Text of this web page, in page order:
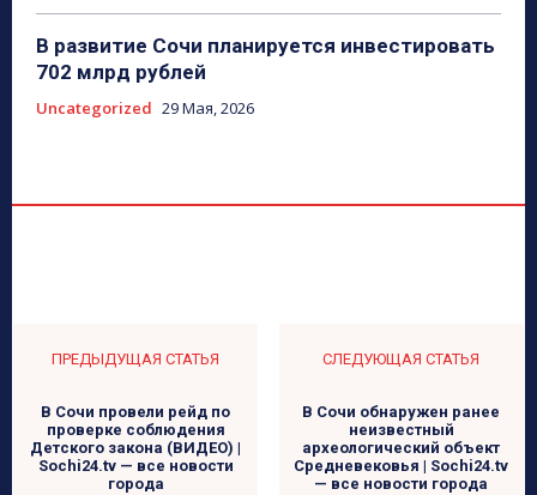
В развитие Сочи планируется инвестировать
702 млрд рублей
Uncategorized 29 Мая, 2026
ПРЕДЫДУЩАЯ СТАТЬЯ
В Сочи провели рейд по
проверке соблюдения
Детского закона (ВИДЕО) |
Sochi24.tv — все новости
города
СЛЕДУЮЩАЯ СТАТЬЯ
В Сочи обнаружен ранее
неизвестный
археологический объект
Средневековья | Sochi24.tv
— все новости города